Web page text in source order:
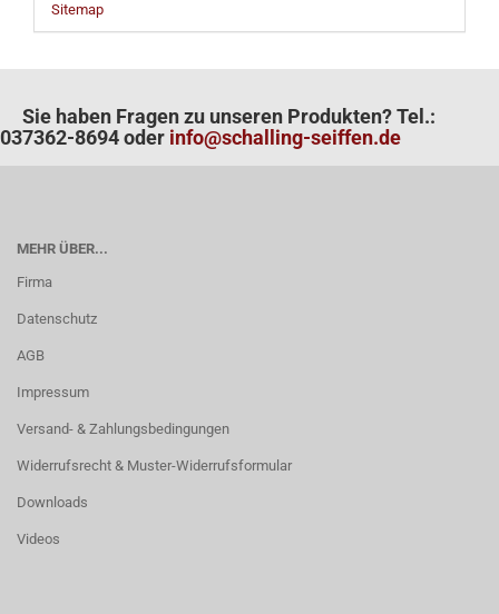
Sitemap
Sie haben Fragen zu unseren Produkten? Tel.:
037362-8694 oder info@schalling-seiffen.de
MEHR ÜBER...
Firma
Datenschutz
AGB
Impressum
Versand- & Zahlungsbedingungen
Widerrufsrecht & Muster-Widerrufsformular
Downloads
Videos